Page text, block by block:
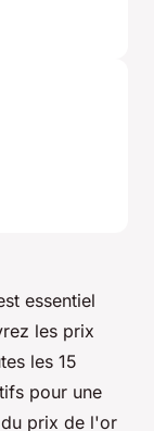
essentiel
les prix
les 15
pour une
prix de l'or